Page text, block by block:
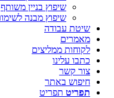
שיפוץ בניין משותף
שיפוץ מבנה
שיטת עבודה
מאמרים
לקוחות ממליצים
כתבו עלינו
צור קשר
חיפוש באתר
תפריט תפריט